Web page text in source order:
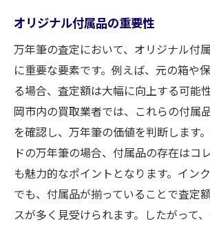
オリジナル付属品の重要性
万年筆の査定において、オリジナル付
に重要な要素です。例えば、元の箱や
る場合、査定額は大幅に向上する可能
岡市内の買取業者では、これらの付属
を確認し、万年筆の価値を判断します
ドの万年筆の場合、付属品の存在はコ
も魅力的なポイントとなります。イン
でも、付属品が揃っていることで査定
スが多く見受けられます。したがって